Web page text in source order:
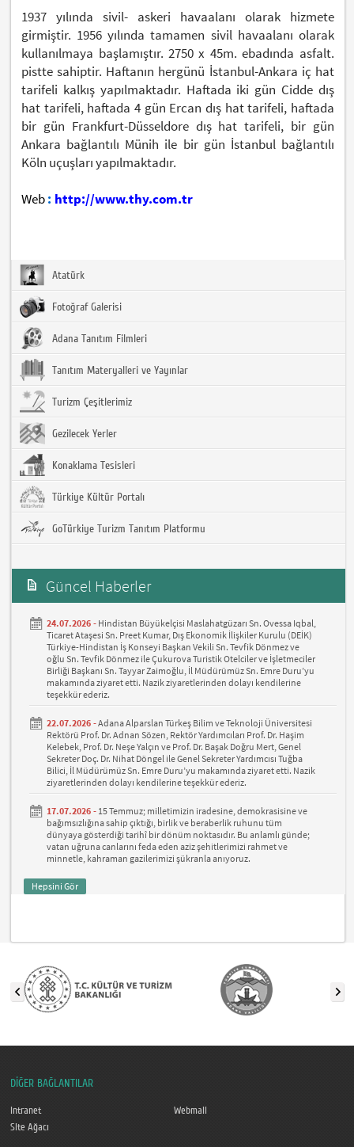
1937 yılında sivil- askeri havaalanı olarak hizmete
girmiştir. 1956 yılında tamamen sivil havaalanı olarak
kullanılmaya başlamıştır. 2750 x 45m. ebadında asfalt.
pistte sahiptir. Haftanın hergünü İstanbul-Ankara iç hat
tarifeli kalkış yapılmaktadır. Haftada iki gün Cidde dış
hat tarifeli, haftada 4 gün Ercan dış hat tarifeli, haftada
bir gün Frankfurt-Düsseldore dış hat tarifeli, bir gün
Ankara bağlantılı Münih ile bir gün İstanbul bağlantılı
Köln uçuşları yapılmaktadır.
Web: http://www.thy.com.tr
Atatürk
Fotoğraf Galerisi
Adana Tanıtım Filmleri
Tanıtım Materyalleri ve Yayınlar
Turizm Çeşitlerimiz
Gezilecek Yerler
Konaklama Tesisleri
Türkiye Kültür Portalı
GoTürkiye Turizm Tanıtım Platformu
Güncel Haberler
24.07.2026 - Hindistan Büyükelçisi Maslahatgüzarı Sn. Ovessa Iqbal,
Ticaret Ataşesi Sn. Preet Kumar, Dış Ekonomik İlişkiler Kurulu (DEİK)
Türkiye-Hindistan İş Konseyi Başkan Vekili Sn. Tevfik Dönmez ve
oğlu Sn. Tevfik Dönmez ile Çukurova Turistik Otelciler ve İşletmeciler
Birliği Başkanı Sn. Tayyar Zaimoğlu, İl Müdürümüz Sn. Emre Duru’yu
makamında ziyaret etti. Nazik ziyaretlerinden dolayı kendilerine
teşekkür ederiz.
22.07.2026 -Adana Alparslan Türkeş Bilim ve Teknoloji Üniversitesi
Rektörü Prof. Dr. Adnan Sözen, Rektör Yardımcıları Prof. Dr. Haşim
Kelebek, Prof. Dr. Neşe Yalçın ve Prof. Dr. Başak Doğru Mert, Genel
Sekreter Doç. Dr. Nihat Döngel ile Genel Sekreter Yardımcısı Tuğba
Bilici, İl Müdürümüz Sn. Emre Duru’yu makamında ziyaret etti. Nazik
ziyaretlerinden dolayı kendilerine teşekkür ederiz.
17.07.2026 - 15 Temmuz; milletimizin iradesine, demokrasisine ve
bağımsızlığına sahip çıktığı, birlik ve beraberlik ruhunu tüm
dünyaya gösterdiği tarihî bir dönüm noktasıdır. Bu anlamlı günde;
vatan uğruna canlarını feda eden aziz şehitlerimizi rahmet ve
minnetle, kahraman gazilerimizi şükranla anıyoruz.
Hepsini Gör
DİĞER BAĞLANTILAR
Intranet
Webmail
Site Ağacı